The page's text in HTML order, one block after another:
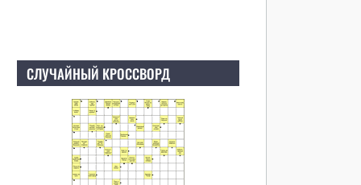
СЛУЧАЙНЫЙ КРОССВОРД